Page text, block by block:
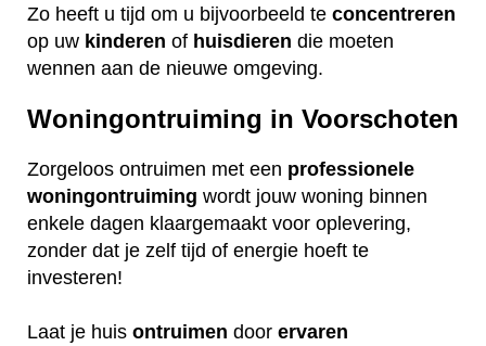
Zo heeft u tijd om u bijvoorbeeld te concentreren
op uw kinderen of huisdieren die moeten
wennen aan de nieuwe omgeving.
Woningontruiming in Voorschoten
Zorgeloos ontruimen met een professionele
woningontruiming wordt jouw woning binnen
enkele dagen klaargemaakt voor oplevering,
zonder dat je zelf tijd of energie hoeft te
investeren!
Laat je huis ontruimen door ervaren